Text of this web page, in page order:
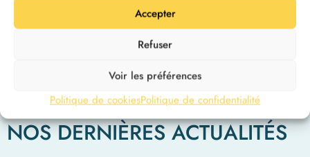
Accepter
Refuser
Voir les préférences
Politique de cookiesPolitique de confidentialité
NOS DERNIÈRES ACTUALITÉS